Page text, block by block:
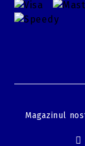
Magazinul